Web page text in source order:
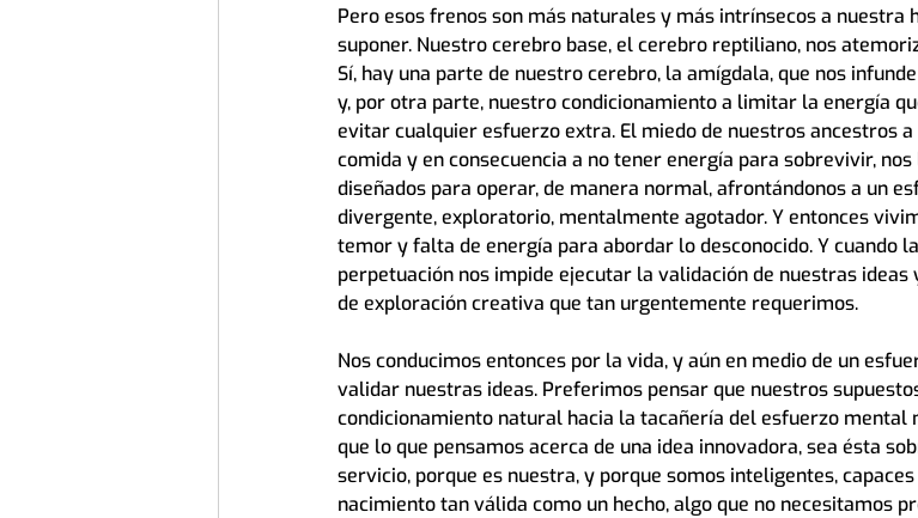
Pero esos frenos son más naturales y más intrínsecos a nuestra
suponer. Nuestro cerebro base, el cerebro reptiliano, nos
Sí, hay una parte de nuestro cerebro, la amígdala, que nos
y, por otra parte, nuestro condicionamiento a limitar la energía
evitar cualquier esfuerzo extra. El miedo de nuestros ancestros
comida y en consecuencia a no tener energía para sobrevivir,
diseñados para operar, de manera normal, afrontándonos a un
divergente, exploratorio, mentalmente agotador. Y entonces
temor y falta de energía para abordar lo desconocido. Y cuando
perpetuación nos impide ejecutar la validación de nuestras
de exploración creativa que tan urgentemente requerimos.
Nos conducimos entonces por la vida, y aún en medio de un
validar nuestras ideas. Preferimos pensar que nuestros
condicionamiento natural hacia la tacañería del esfuerzo mental
que lo que pensamos acerca de una idea innovadora, sea ésta
servicio, porque es nuestra, y porque somos inteligentes,
nacimiento tan válida como un hecho, algo que no necesitamos